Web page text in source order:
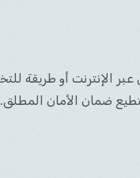
الإنترنت أو طريقة